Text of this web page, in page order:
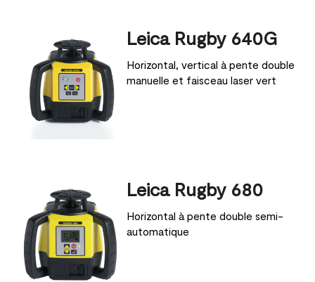
Leica Rugby 640G
Horizontal, vertical à pente double
manuelle et faisceau laser vert
Leica Rugby 680
Horizontal à pente double semi-
automatique